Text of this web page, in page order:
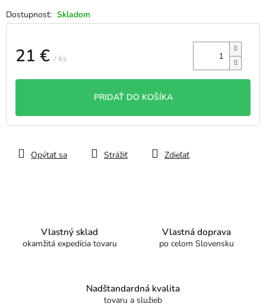
Skladom
21 € / ks
PRIDAŤ DO KOŠÍKA
Opýtať sa Strážiť Zdieľať
Vlastný sklad
okamžitá expedícia tovaru
Vlastná doprava
po celom Slovensku
Nadštandardná kvalita
tovaru a služieb